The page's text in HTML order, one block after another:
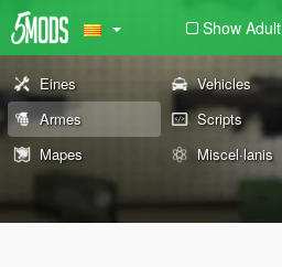
Show Adult
Eines Vehicles
Armes
Scripts
Mapes
Miscel·lanis